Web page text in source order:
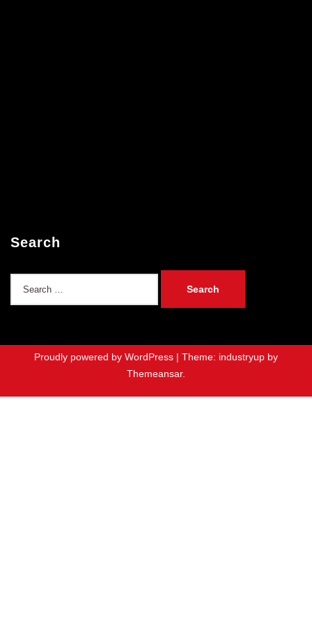
Search
Proudly powered by WordPress | Theme: industryup by
Themeansar.